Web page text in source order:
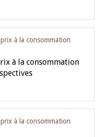
à la consommation
à la consommation
à la consommation